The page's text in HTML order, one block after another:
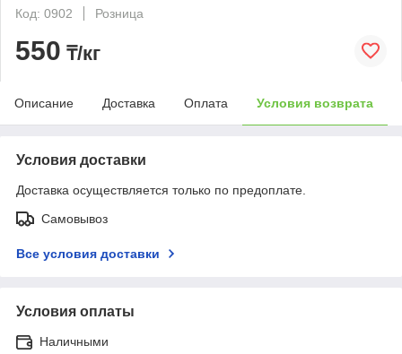
Код: 0902
Розница
550 ₸/кг
Описание Доставка Оплата Условия возврата
Условия доставки
Доставка осуществляется только по предоплате.
Самовывоз
Все условия доставки
Условия оплаты
Наличными